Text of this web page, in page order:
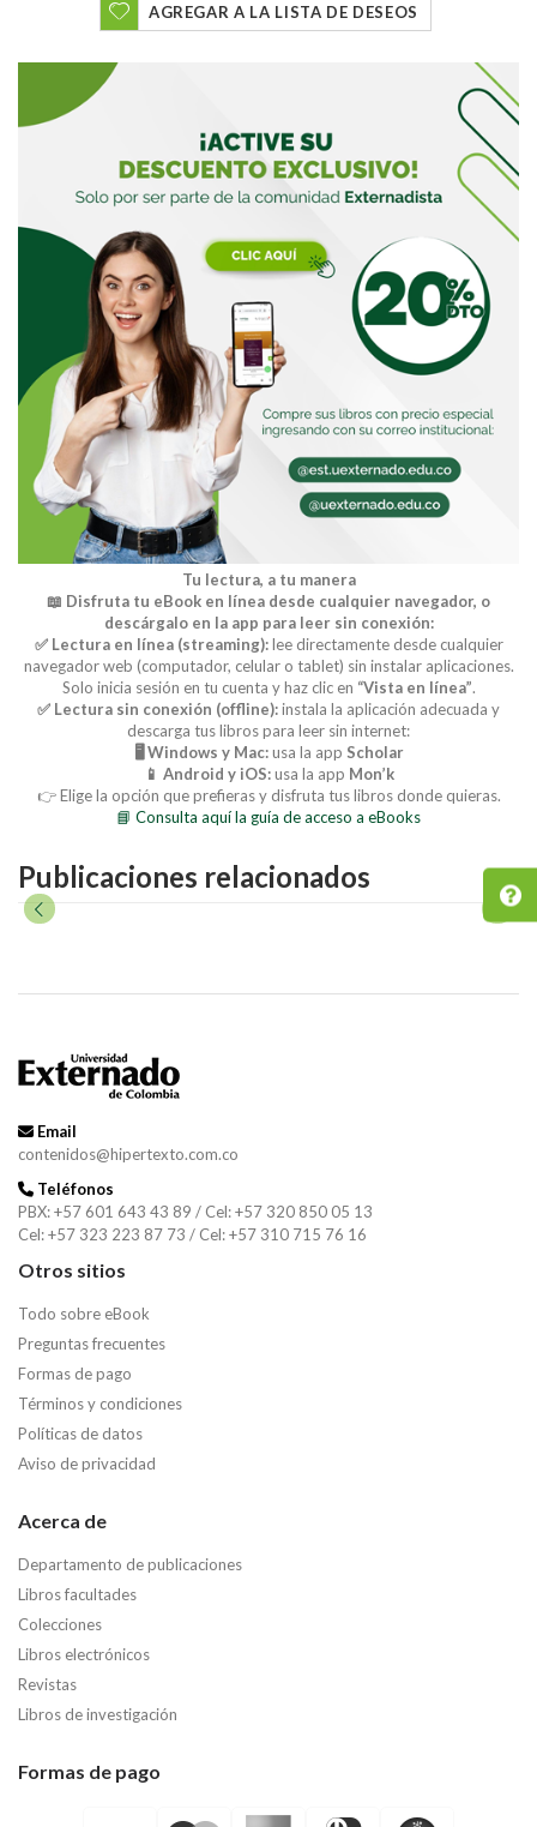
Buscar
Buscar
AGREGAR A LA LISTA DE DESEOS
Tu lectura, a tu manera
📖 Disfruta tu eBook en línea desde cualquier navegador, o
descárgalo en la app para leer sin conexión:
✅ Lectura en línea (streaming):lee directamente desde cualquier
navegador web (computador, celular o tablet) sin instalar aplicaciones.
Solo inicia sesión en tu cuenta y haz clic en “Vista en línea”.
✅ Lectura sin conexión (offline):instala la aplicación adecuada y
descarga tus libros para leer sin internet:
🖥️ Windows y Mac:usa la app Scholar
📱 Android y iOS:usa la app Mon’k
👉 Elige la opción que prefieras y disfruta tus libros donde quieras.
📘 Consulta aquí la guía de acceso a eBooks
Publicaciones relacionados
Email
contenidos@hipertexto.com.co
Teléfonos
PBX: +57 601 643 43 89 / Cel: +57 320 850 05 13
Cel: +57 323 223 87 73 / Cel: +57 310 715 76 16
Otros sitios
Todo sobre eBook
Preguntas frecuentes
Formas de pago
Términos y condiciones
Políticas de datos
Aviso de privacidad
Acerca de
Departamento de publicaciones
Libros facultades
Colecciones
Libros electrónicos
Revistas
Libros de investigación
Formas de pago